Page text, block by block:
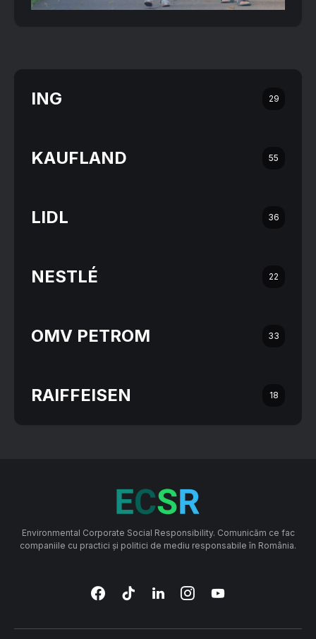
ING 29
KAUFLAND 55
LIDL 36
NESTLÉ 22
OMV PETROM 33
RAIFFEISEN 18
Environmental Corporate Social Responsibility. Comunicăm ce fac
companiile cu practici și politici de mediu responsabile în România.